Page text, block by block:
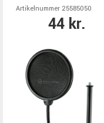
Artikelnummer 25585050
44 kr.